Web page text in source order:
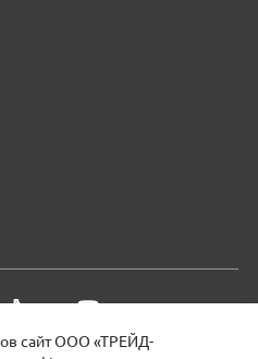
сайт ООО «ТРЕЙД-